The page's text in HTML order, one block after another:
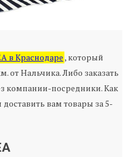
в Краснодаре , который
от Нальчика. Либо заказать
компании-посредники. Как
вам товары за 5-